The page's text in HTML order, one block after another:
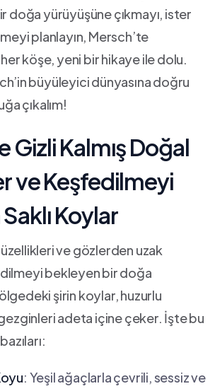
doğa yürüyüşüne çıkmayı, ister
‍planlayın, Mersch’te⁤
köşe, yeni bir hikaye ile dolu.
⁣büyüleyici dünyasına doğru
çıkalım!
Gizli Kalmış ​Doğal
ve ⁤Keşfedilmeyi
Koylar
ve ‍gözlerden uzak
bekleyen⁣ bir doğa
şirin koylar, huzurlu
adeta içine​ çeker. İşte bu
: Yeşil ağaçlarla çevrili, sessiz ⁤ve